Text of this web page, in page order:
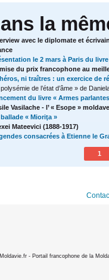
la
avec le diplomate et
le 2 mars à Paris du
du prix francophone au
ni traîtres : un exercice de
de l’état d’âme » de
du livre « Armes
Vasilache - l’ « Esope » moldave
« Mioriţa »
Mateevici (1888-1917)
consacrées à Etienne le
1
- Portail francophone de la